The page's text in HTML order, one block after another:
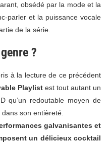
obsédé par la mode et la
parler et la puissance vocale
de la série.
?
à la lecture de ce précédent
Playlist est tout autant un
qu’un redoutable moyen de
son entièreté.
galvanisantes et
un délicieux cocktail